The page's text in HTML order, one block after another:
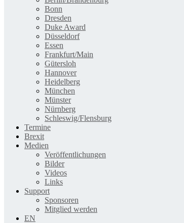
Bonn
Dresden
Duke Award
Düsseldorf
Essen
Frankfurt/Main
Gütersloh
Hannover
Heidelberg
München
Münster
Nürnberg
Schleswig/Flensburg
Termine
Brexit
Medien
Veröffentlichungen
Bilder
Videos
Links
Support
Sponsoren
Mitglied werden
EN